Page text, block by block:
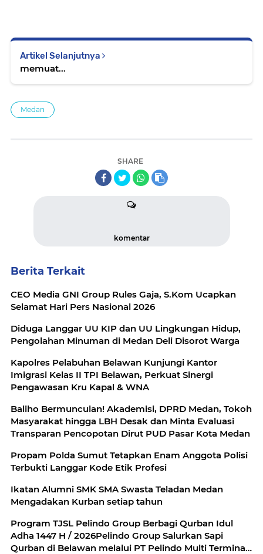
Artikel Selanjutnya
memuat...
Medan
SHARE
komentar
Berita Terkait
CEO Media GNI Group Rules Gaja, S.Kom Ucapkan
Selamat Hari Pers Nasional 2026
Diduga Langgar UU KIP dan UU Lingkungan Hidup,
Pengolahan Minuman di Medan Deli Disorot Warga
Kapolres Pelabuhan Belawan Kunjungi Kantor
Imigrasi Kelas II TPI Belawan, Perkuat Sinergi
Pengawasan Kru Kapal & WNA
Baliho Bermunculan! Akademisi, DPRD Medan, Tokoh
Masyarakat hingga LBH Desak dan Minta Evaluasi
Transparan Pencopotan Dirut PUD Pasar Kota Medan
Propam Polda Sumut Tetapkan Enam Anggota Polisi
Terbukti Langgar Kode Etik Profesi
Ikatan Alumni SMK SMA Swasta Teladan Medan
Mengadakan Kurban setiap tahun
Program TJSL Pelindo Group Berbagi Qurban Idul
Adha 1447 H / 2026Pelindo Group Salurkan Sapi
Qurban di Belawan melalui PT Pelindo Multi Terminal